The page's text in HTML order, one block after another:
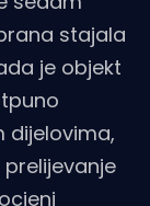
stajala
je objekt
dijelovima,